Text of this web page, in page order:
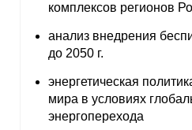
комплексов регионов
анализ внедрения
до 2050 г.
энергетическая
мира в условиях
энергоперехода